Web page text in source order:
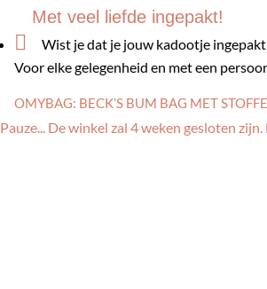
OMYBAG: BECK’S BUM BAG MET
€139,00
Met veel liefde ingepakt!

Wist je dat je jouw kadootje
Voor elke gelegenheid en met een
Pauze... De winkel zal 4 weken gesloten zijn.